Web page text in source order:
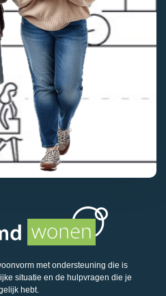
met ondersteuning die is
situatie en de hulpvragen die je
hebt.